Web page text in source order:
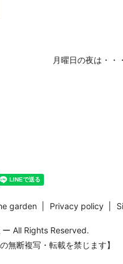
月曜日の夜は・・・
garden Privacy policy
All Rights Reserved.
無断複写・転載を禁じます】